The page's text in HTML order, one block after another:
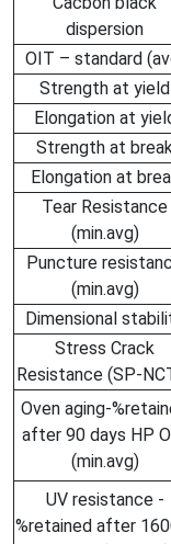
dispersion
OIT – standard
Strength at yield
Elongation at
Strength at
Elongation at
Tear Resistance
(min.avg)
Puncture
(min.avg)
Dimensional
Stress Crack
Resistance (SP-
Oven aging-
after 90 days HP
(min.avg)
UV resistance -
%retained after